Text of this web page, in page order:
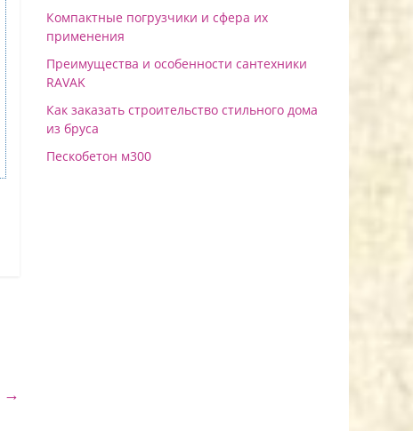
→
Компактные погрузчики и сфера их
применения
Преимущества и особенности сантехники
RAVAK
Как заказать строительство стильного дома
из бруса
Пескобетон м300